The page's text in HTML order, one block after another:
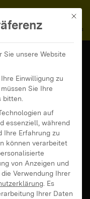
MENÜ
keine
von 2019
zweite
Mit
Sie unsere Website
Einwilligung zu
Sie Ihre
bitten.
auf
essenziell, während
Ihre Erfahrung zu
können verarbeitet
von Anzeigen und
Verwendung Ihrer
Es
Ihrer Daten